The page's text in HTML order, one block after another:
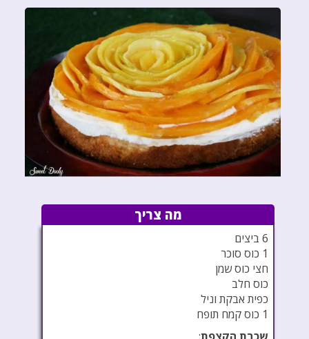
מה צריך
6 ביצים
1 כוס סוכר
חצי כוס שמן
כוס חלב
כפית אבקת וניל
1 כוס קמח תופח